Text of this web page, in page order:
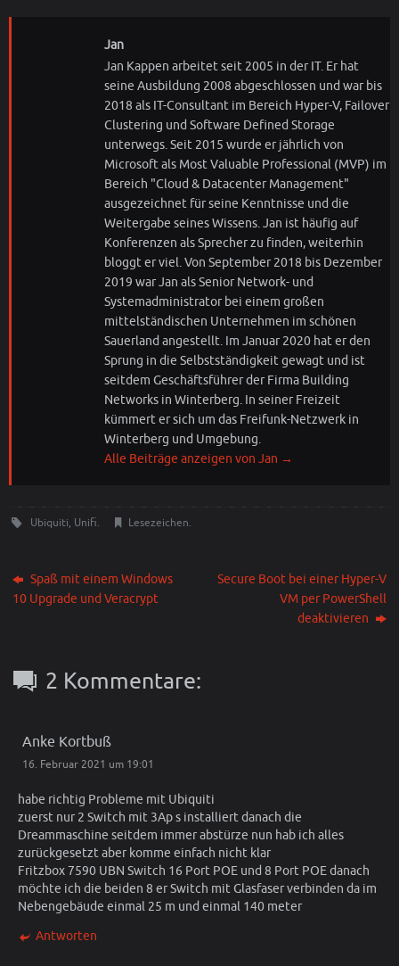
Jan
Jan Kappen arbeitet seit 2005 in der IT. Er hat
seine Ausbildung 2008 abgeschlossen und war bis
2018 als IT-Consultant im Bereich Hyper-V, Failover
Clustering und Software Defined Storage
unterwegs. Seit 2015 wurde er jährlich von
Microsoft als Most Valuable Professional (MVP) im
Bereich "Cloud & Datacenter Management"
ausgezeichnet für seine Kenntnisse und die
Weitergabe seines Wissens. Jan ist häufig auf
Konferenzen als Sprecher zu finden, weiterhin
bloggt er viel. Von September 2018 bis Dezember
2019 war Jan als Senior Network- und
Systemadministrator bei einem großen
mittelständischen Unternehmen im schönen
Sauerland angestellt. Im Januar 2020 hat er den
Sprung in die Selbstständigkeit gewagt und ist
seitdem Geschäftsführer der Firma Building
Networks in Winterberg. In seiner Freizeit
kümmert er sich um das Freifunk-Netzwerk in
Winterberg und Umgebung.
Alle Beiträge anzeigen von Jan →
Ubiquiti, Unifi. Lesezeichen.
Spaß mit einem Windows
10 Upgrade und Veracrypt
Secure Boot bei einer Hyper-V
VM per PowerShell
deaktivieren
2 Kommentare:
Anke Kortbuß
16. Februar 2021 um 19:01
habe richtig Probleme mit Ubiquiti
zuerst nur 2 Switch mit 3Ap s installiert danach die
Dreammaschine seitdem immer abstürze nun hab ich alles
zurückgesetzt aber komme einfach nicht klar
Fritzbox 7590 UBN Switch 16 Port POE und 8 Port POE danach
möchte ich die beiden 8 er Switch mit Glasfaser verbinden da im
Nebengebäude einmal 25 m und einmal 140 meter
Antworten